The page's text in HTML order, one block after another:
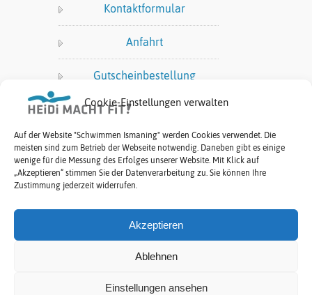
Cookie-Einstellungen verwalten
Auf der Website "Schwimmen Ismaning" werden Cookies verwendet. Die
meisten sind zum Betrieb der Webseite notwendig. Daneben gibt es einige
wenige für die Messung des Erfolges unserer Website. Mit Klick auf
„Akzeptieren“ stimmen Sie der Datenverarbeitung zu. Sie können Ihre
Zustimmung jederzeit widerrufen.
Akzeptieren
Ablehnen
Einstellungen ansehen
Kontaktformular
Anfahrt
Gutscheinbestellung
Datenschutz:
Impressum
Datenschutzerklärung
Allgemeine